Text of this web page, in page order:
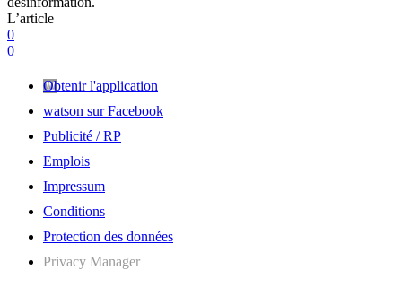
L’article
0
0
Obtenir l'application
watson sur Facebook
Publicité / RP
Emplois
Impressum
Conditions
Protection des données
Privacy Manager